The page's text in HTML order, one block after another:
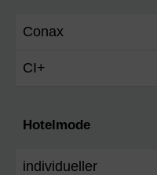
Conax
CI+
Hotelmode
individueller